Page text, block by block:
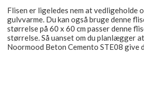
Flisen er ligeledes nem at
gulvvarme. Du kan også bruge denne
størrelse på 60 x 60 cm passer denne
størrelse. Så uanset om du planlægger
Noormood Beton Cemento STE08